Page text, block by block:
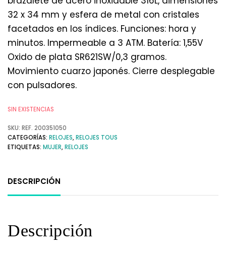
32 x 34 mm y esfera de metal con cristales
facetados en los índices. Funciones: hora y
minutos. Impermeable a 3 ATM. Batería: 1,55V
Oxido de plata SR621SW/0,3 gramos.
Movimiento cuarzo japonés. Cierre desplegable
con pulsadores.
SIN EXISTENCIAS
SKU: REF. 200351050
CATEGORÍAS: RELOJES,RELOJES TOUS
ETIQUETAS: MUJER,RELOJES
DESCRIPCIÓN
Descripción